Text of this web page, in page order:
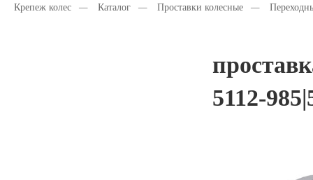
Крепеж колес — Каталог — Проставки колесные —
5112-